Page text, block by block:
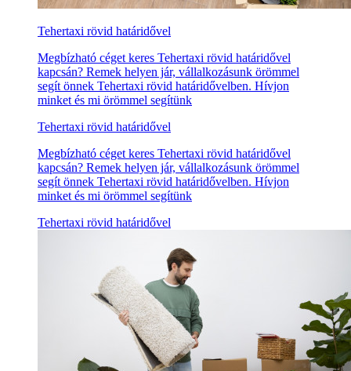
Tehertaxi rövid határidővel
Megbízható céget keres Tehertaxi rövid határidővel
kapcsán? Remek helyen jár, vállalkozásunk örömmel
segít önnek Tehertaxi rövid határidővelben. Hívjon
minket és mi örömmel segítünk
Tehertaxi rövid határidővel
Megbízható céget keres Tehertaxi rövid határidővel
kapcsán? Remek helyen jár, vállalkozásunk örömmel
segít önnek Tehertaxi rövid határidővelben. Hívjon
minket és mi örömmel segítünk
Tehertaxi rövid határidővel